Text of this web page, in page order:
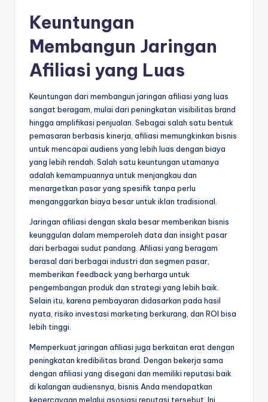
Keuntungan
Membangun Jaringan
Afiliasi yang Luas
Keuntungan dari membangun jaringan afiliasi yang luas
sangat beragam, mulai dari peningkatan visibilitas brand
hingga amplifikasi penjualan. Sebagai salah satu bentuk
pemasaran berbasis kinerja, afiliasi memungkinkan bisnis
untuk mencapai audiens yang lebih luas dengan biaya
yang lebih rendah. Salah satu keuntungan utamanya
adalah kemampuannya untuk menjangkau dan
menargetkan pasar yang spesifik tanpa perlu
menganggarkan biaya besar untuk iklan tradisional.
Jaringan afiliasi dengan skala besar memberikan bisnis
keunggulan dalam memperoleh data dan insight pasar
dari berbagai sudut pandang. Afiliasi yang beragam
berasal dari berbagai industri dan segmen pasar,
memberikan feedback yang berharga untuk
pengembangan produk dan strategi yang lebih baik.
Selain itu, karena pembayaran didasarkan pada hasil
nyata, risiko investasi marketing berkurang, dan ROI bisa
lebih tinggi.
Memperkuat jaringan afiliasi juga berkaitan erat dengan
peningkatan kredibilitas brand. Dengan bekerja sama
dengan afiliasi yang disegani dan memiliki reputasi baik
di kalangan audiensnya, bisnis Anda mendapatkan
kepercayaan melalui asosiasi reputasi tersebut. Ini